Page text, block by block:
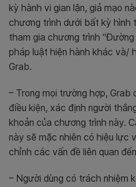
kỳ hành vi gian lận, giả mạo
chương trình dưới bất kỳ hình
tham gia chương trình
pháp luật hiện hành khác và/
Grab.
– Trong mọi trường hợp, Grab
điều kiện, xác định người
khoản của chương trình này.
này sẽ mặc nhiên có hiệu lực
chỉnh các vấn đề liên quan
– Người dùng có trách nhiệm